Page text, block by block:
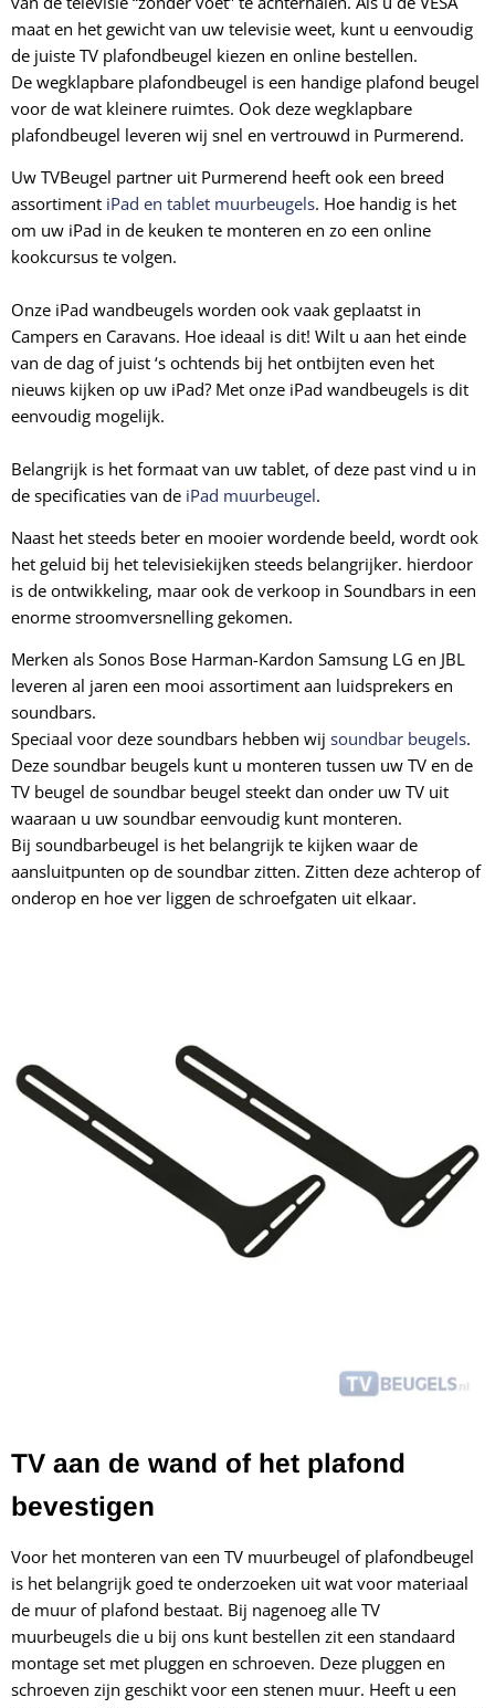
maat en het gewicht van uw televisie weet, kunt u eenvoudig
de juiste TV plafondbeugel kiezen en online bestellen.
De wegklapbare plafondbeugel is een handige plafond beugel
voor de wat kleinere ruimtes. Ook deze wegklapbare
plafondbeugel leveren wij snel en vertrouwd in Purmerend.
Uw TVBeugel partner uit Purmerend heeft ook een breed
assortiment iPad en tablet muurbeugels. Hoe handig is het
om uw iPad in de keuken te monteren en zo een online
kookcursus te volgen.
Onze iPad wandbeugels worden ook vaak geplaatst in
Campers en Caravans. Hoe ideaal is dit! Wilt u aan het einde
van de dag of juist ‘s ochtends bij het ontbijten even het
nieuws kijken op uw iPad? Met onze iPad wandbeugels is dit
eenvoudig mogelijk.
Belangrijk is het formaat van uw tablet, of deze past vind u in
de specificaties van de iPad muurbeugel.
Naast het steeds beter en mooier wordende beeld, wordt ook
het geluid bij het televisiekijken steeds belangrijker. hierdoor
is de ontwikkeling, maar ook de verkoop in Soundbars in een
enorme stroomversnelling gekomen.
Merken als Sonos Bose Harman-Kardon Samsung LG en JBL
leveren al jaren een mooi assortiment aan luidsprekers en
soundbars.
Speciaal voor deze soundbars hebben wij soundbar beugels.
Deze soundbar beugels kunt u monteren tussen uw TV en de
TV beugel de soundbar beugel steekt dan onder uw TV uit
waaraan u uw soundbar eenvoudig kunt monteren.
Bij soundbarbeugel is het belangrijk te kijken waar de
aansluitpunten op de soundbar zitten. Zitten deze achterop of
onderop en hoe ver liggen de schroefgaten uit elkaar.
TV aan de wand of het plafond
bevestigen
Voor het monteren van een TV muurbeugel of plafondbeugel
is het belangrijk goed te onderzoeken uit wat voor materiaal
de muur of plafond bestaat. Bij nagenoeg alle TV
muurbeugels die u bij ons kunt bestellen zit een standaard
montage set met pluggen en schroeven. Deze pluggen en
schroeven zijn geschikt voor een stenen muur. Heeft u een